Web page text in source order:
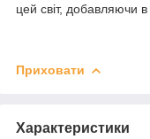
цей світ, добавляючи
Приховати
Характеристики